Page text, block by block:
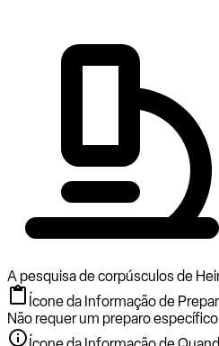
A pesquisa de corpúsculos de
Ícone da Informação de
Não requer um preparo específico